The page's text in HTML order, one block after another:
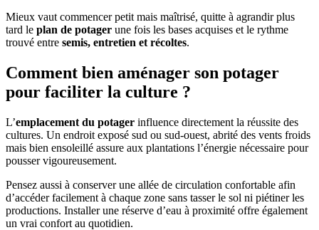
Mieux vaut commencer petit mais maîtrisé, quitte à agrandir plus
tard le plan de potager une fois les bases acquises et le rythme
trouvé entre semis, entretien et récoltes.
Comment bien aménager son potager
pour faciliter la culture ?
L’emplacement du potager influence directement la réussite des
cultures. Un endroit exposé sud ou sud-ouest, abrité des vents froids
mais bien ensoleillé assure aux plantations l’énergie nécessaire pour
pousser vigoureusement.
Pensez aussi à conserver une allée de circulation confortable afin
d’accéder facilement à chaque zone sans tasser le sol ni piétiner les
productions. Installer une réserve d’eau à proximité offre également
un vrai confort au quotidien.